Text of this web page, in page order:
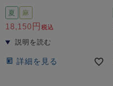
夏 麻
18,150 税込
詳細を見る